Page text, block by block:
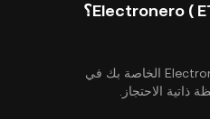
خزّن أصول Electronero ( ETNX ) الخاصة بك في
الاحتجاز.